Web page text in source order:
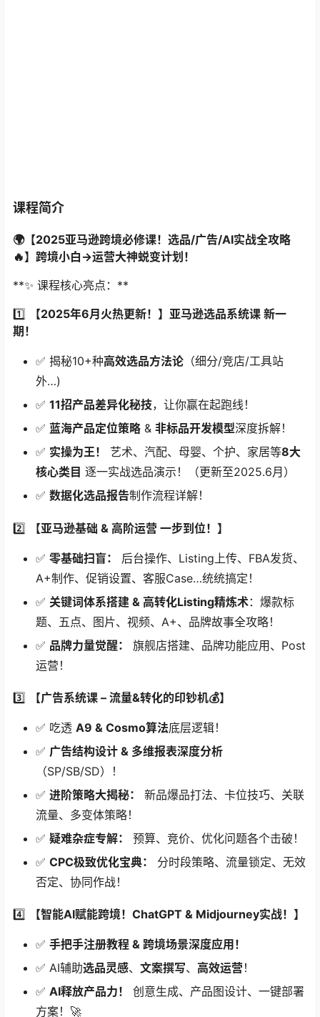
🔥】跨境小白→运营大神蜕变计划！​
​【2025年6月火热更新！】亚马逊选品系统课 新一
✅ 揭秘10+种
✅ ​ 蓝海产品定位策略​ & ​非标品开发模型
✅ ​ 实操为王！​​ 艺术、汽配、母婴、个护、家居等
核心类目​ 逐一实战选品演示！（更新至2025.6月）
✅ ​ 数据化选品报告制作流程详解！
2️⃣ ​ ​【亚马逊基础 & 高阶运营 一步到位！】​
✅ ​ 零基础扫盲：​​ 后台操作、Listing上传、FBA发货、
A+制作、促销设置、客服Case…统统搞定！
✅ ​关键词体系搭建 & 高转化Listing精炼术
​：爆款标
✅ ​
品牌力量觉醒：​ ​ 旗舰店搭建、品牌功能应用、Post
运营！
​【广告系统课 – 流量&转化的印钞机💰】​